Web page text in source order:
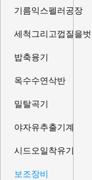
기름익스펠러공장
세척그리고껍질을
밥축융기
옥수수연삭반
밀탈곡기
야자유추출기계
시드오일착유기
보조장비